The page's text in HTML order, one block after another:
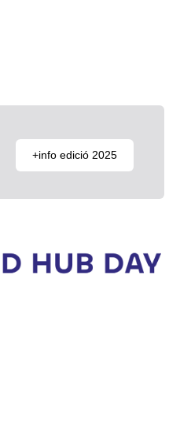
+info edició 2025